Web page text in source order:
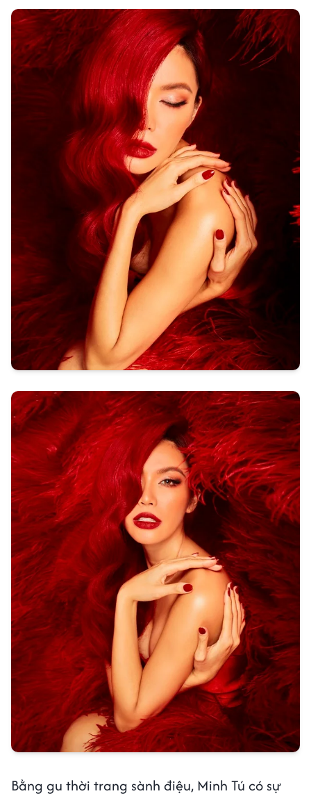
Bằng gu thời trang sành điệu, Minh Tú có sự